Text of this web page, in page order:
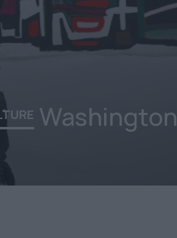
Washington